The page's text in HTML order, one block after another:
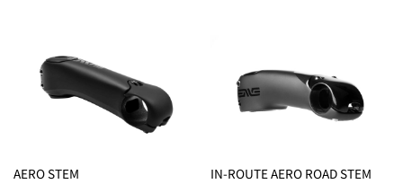
AERO STEM IN-ROUTE AERO ROAD STEM